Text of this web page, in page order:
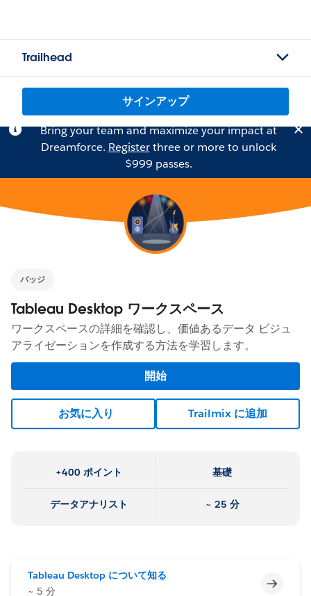
Trailhead
サインアップ
Bring your team and maximize your impact at
Dreamforce. Registerthree or more to unlock
$999 passes.
バッジ
Tableau Desktop ワークスペース
ワークスペースの詳細を確認し、価値あるデータ ビジュ
アライゼーションを作成する方法を学習します。
開始
お気に入り Trailmix に追加
+400 ポイント 基礎
データアナリスト ~ 25 分
Tableau Desktop について知る
~ 5 分
未完了